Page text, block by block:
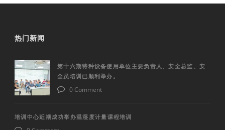
热门新闻
第十六期特种设备使用单位主要负责人、安全总监、安
全员培训已顺利举办。
0 Comment
培训中心近期成功举办温湿度计量课程培训